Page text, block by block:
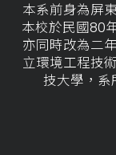
本系前身為屏
本校於民國80
亦同時改為二
立環境工程技
技大學，系